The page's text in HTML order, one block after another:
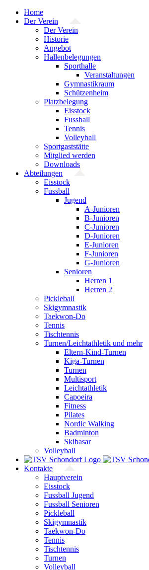
Zum
Inhalt
Home
Der Verein
Der Verein
Historie
Angebot
Hallenbelegungen
Sporthalle
Veranstaltungen
Gymnastikraum
Schützenheim
Platzbelegung
Eisstock
Fussball
Tennis
Volleyball
Sportgaststätte
Mitglied werden
Downloads
Abteilungen
Eisstock
Fussball
Jugend
A-Junioren
B-Junioren
C-Junioren
D-Junioren
E-Junioren
F-Junioren
G-Junioren
Senioren
Herren 1
Herren 2
Pickleball
Skigymnastik
Taekwon-Do
Tennis
Tischtennis
Turnen/Leichtathletik und mehr
Eltern-Kind-Turnen
Kiga-Turnen
Turnen
Multisport
Leichtathletik
Capoeira
Fitness
Pilates
Nordic Walking
Badminton
Skibasar
Volleyball
Kontakte
Hauptverein
Eisstock
Fussball Jugend
Fussball Senioren
Pickleball
Skigymnastik
Taekwon-Do
Tennis
Tischtennis
Turnen
Volleyball